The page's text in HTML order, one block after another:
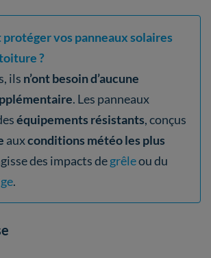
vos panneaux solaires
?
ils n’ont besoin d’aucune
. Les panneaux
équipements résistants, conçus
auxconditions météo les plus
des impacts degrêleou du
.